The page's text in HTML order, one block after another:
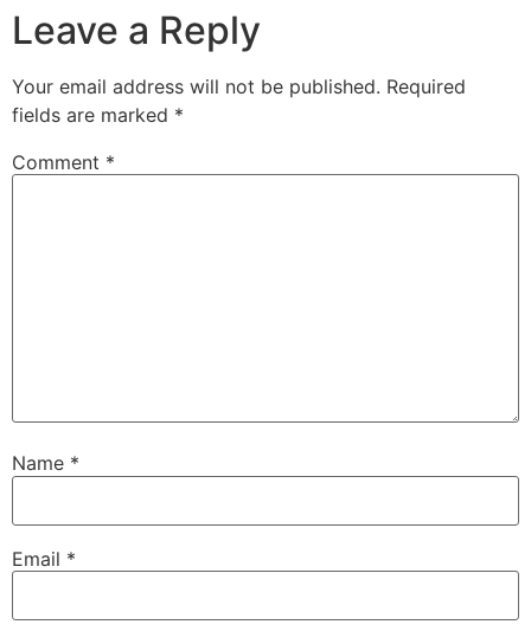
Leave a Reply
Your email address will not be published. Required
fields are marked *
Comment *
Name *
Email *